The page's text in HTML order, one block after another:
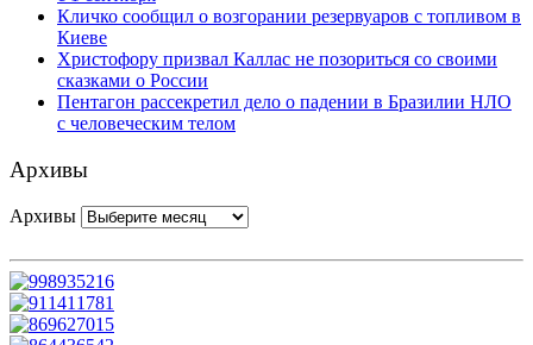
Кличко сообщил о возгорании резервуаров с топливом в
Киеве
Христофору призвал Каллас не позориться со своими
сказками о России
Пентагон рассекретил дело о падении в Бразилии НЛО
с человеческим телом
Архивы
Архивы